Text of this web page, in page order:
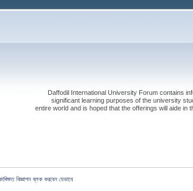
Daffodil International University Forum contains
significant learning purposes of the university
entire world and is hoped that the offerings will aide in
বিজ্ঞাপন ব্লক করবেন যেভাবে